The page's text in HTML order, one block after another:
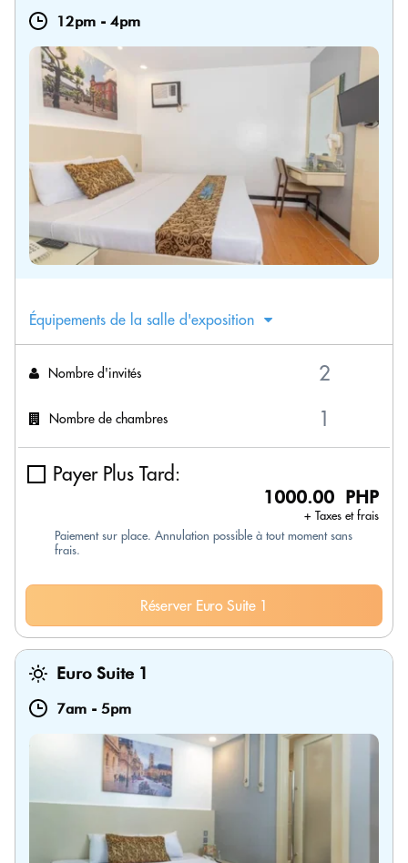
12pm - 4pm
Équipements de la salle d'exposition
Nombre d'invités
Nombre de chambres
Payer Plus Tard:
1000.00 PHP
+ Taxes et frais
Paiement sur place. Annulation possible à tout moment sans
frais.
Réserver Euro Suite 1
Euro Suite 1
7am - 5pm